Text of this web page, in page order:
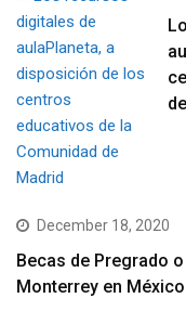
December 18, 2020
Becas de Pregrado
Monterrey en México